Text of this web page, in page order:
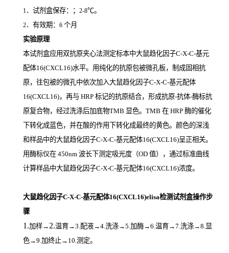
1．试剂盒保存：； 2-8℃。
2．有效期： 6 个月
实验原理
本试剂盒应用双抗原夹心法测定标本中大鼠趋化因子C-X-C-基元
配体16(CXCL16)水平。用纯化的抗原包被微孔板，制成固相抗
原，往包被的微孔中依次加入大鼠趋化因子C-X-C-基元配体
16(CXCL16)，再与 HRP 标记的抗原结合，形成抗原-抗体-酶标抗
原复合物，经过洗涤后加底物TMB 显色。 TMB 在 HRP 酶的催化
下转化成蓝色，并在酸的作用下转化成最终的黄色。颜色的深浅
和样品中的大鼠趋化因子C-X-C-基元配体16(CXCL16)呈正相关。
用酶标仪在 450nm 波长下测定吸光度（OD 值），通过标准曲线
计算样品中大鼠趋化因子C-X-C-基元配体16(CXCL16)浓度。
大鼠趋化因子C-X-C-基元配体16(CXCL16)elisa检测试剂盒操作步
骤
1.加样→ 2.温育→3.配液→4.洗涤→5.加酶→6.温育→7.洗涤→8.显
色→9.加终止→10.测定。